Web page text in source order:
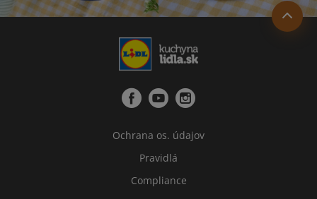
Ochrana os. údajov
Pravidlá
Compliance